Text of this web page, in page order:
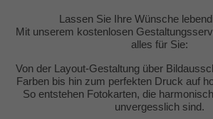
Lassen Sie Ihre Wünsche
Mit unserem kostenlosen
alles für Sie:
Von der Layout-Gestaltung über
Farben bis hin zum perfekten Druck auf
So entstehen Fotokarten, die
unvergesslich sind.